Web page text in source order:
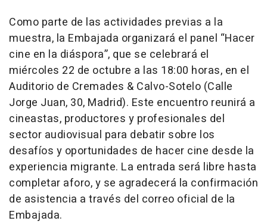
Como parte de las actividades previas a la
muestra, la Embajada organizará el panel “Hacer
cine en la diáspora”, que se celebrará el
miércoles 22 de octubre a las 18:00 horas, en el
Auditorio de Cremades & Calvo-Sotelo (Calle
Jorge Juan, 30, Madrid). Este encuentro reunirá a
cineastas, productores y profesionales del
sector audiovisual para debatir sobre los
desafíos y oportunidades de hacer cine desde la
experiencia migrante. La entrada será libre hasta
completar aforo, y se agradecerá la confirmación
de asistencia a través del correo oficial de la
Embajada.